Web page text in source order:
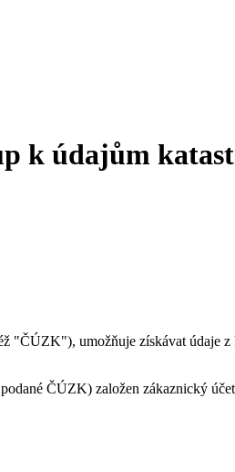
k údajům
umožňuje získávat údaje
ČÚZK) založen zákaznický